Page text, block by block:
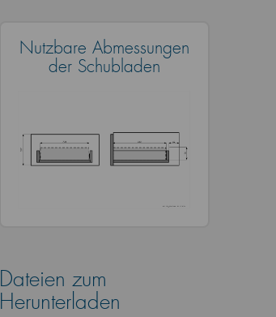
Nutzbare Abmessungen
der Schubladen
Dateien zum
Herunterladen